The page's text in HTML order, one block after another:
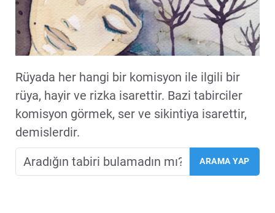
Rüyada her hangi bir komisyon ile ilgili bir
rüya, hayir ve rizka isarettir. Bazi tabirciler
komisyon görmek, ser ve sikintiya isarettir,
demislerdir.